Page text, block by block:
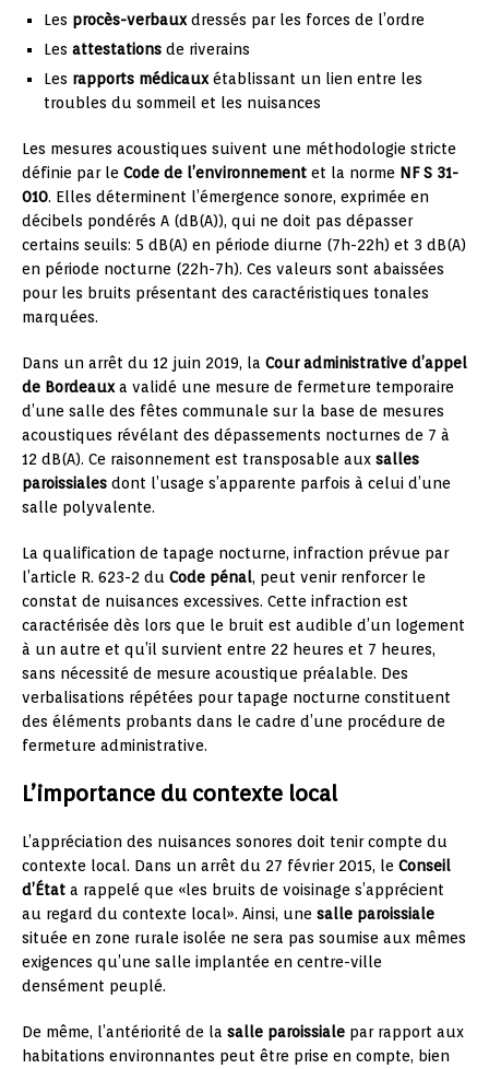
Les procès-verbauxdressés par les forces de l’ordre
Les attestations de riverains
Les rapports médicauxétablissant un lien entre les
troubles du sommeil et les nuisances
Les mesures acoustiques suivent une méthodologie stricte
définie par le Code de l’environnement et la norme NF S 31-
010. Elles déterminent l’émergence sonore, exprimée en
décibels pondérés A (dB(A)), qui ne doit pas dépasser
certains seuils: 5 dB(A) en période diurne (7h-22h) et 3 dB(A)
en période nocturne (22h-7h). Ces valeurs sont abaissées
pour les bruits présentant des caractéristiques tonales
marquées.
Dans un arrêt du 12 juin 2019, la Cour administrative d’appel
de Bordeauxa validé une mesure de fermeture temporaire
d’une salle des fêtes communale sur la base de mesures
acoustiques révélant des dépassements nocturnes de 7 à
12 dB(A). Ce raisonnement est transposable aux salles
paroissiales dont l’usage s’apparente parfois à celui d’une
salle polyvalente.
La qualification de tapage nocturne, infraction prévue par
l’article R. 623-2 du Code pénal, peut venir renforcer le
constat de nuisances excessives. Cette infraction est
caractérisée dès lors que le bruit est audible d’un logement
à un autre et qu’il survient entre 22 heures et 7 heures,
sans nécessité de mesure acoustique préalable. Des
verbalisations répétées pour tapage nocturne constituent
des éléments probants dans le cadre d’une procédure de
fermeture administrative.
L’importance du contexte local
L’appréciation des nuisances sonores doit tenir compte du
contexte local. Dans un arrêt du 27 février 2015, le Conseil
d’État a rappelé que «les bruits de voisinage s’apprécient
au regard du contexte local». Ainsi, une salle paroissiale
située en zone rurale isolée ne sera pas soumise aux mêmes
exigences qu’une salle implantée en centre-ville
densément peuplé.
De même, l’antériorité de la salle paroissiale par rapport aux
habitations environnantes peut être prise en compte, bien